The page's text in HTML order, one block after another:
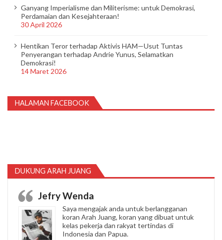
Ganyang Imperialisme dan Militerisme: untuk Demokrasi,
Perdamaian dan Kesejahteraan!
30 April 2026
Hentikan Teror terhadap Aktivis HAM—Usut Tuntas
Penyerangan terhadap Andrie Yunus, Selamatkan
Demokrasi!
14 Maret 2026
HALAMAN FACEBOOK
DUKUNG ARAH JUANG
Jefry Wenda
Saya mengajak anda untuk berlangganan
koran Arah Juang, koran yang dibuat untuk
kelas pekerja dan rakyat tertindas di
Indonesia dan Papua.